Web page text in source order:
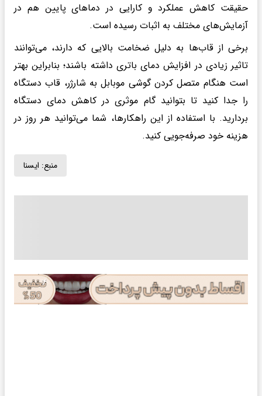
حقیقت کاهش عملکرد و کارایی در دماهای پایین هم در
آزمایش‌های مختلف به اثبات رسیده است.
برخی از قاب‌ها به دلیل ضخامت بالایی که دارند، می‌توانند
تاثیر زیادی در افزایش دمای باتری داشته باشند؛ بنابراین بهتر
است هنگام متصل کردن گوشی موبابل به شارژر، قاب دستگاه
را جدا کنید تا بتوانید گام موثری در کاهش دمای دستگاه
بردارید. با استفاده از این راهکارها، شما می‌توانید هر روز در
هزینه خود صرفه‌جویی کنید.
منبع: ايسنا